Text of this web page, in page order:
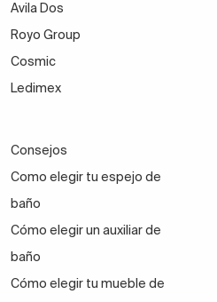
Avila Dos
Royo Group
Cosmic
Ledimex
Consejos
Como elegir tu espejo de
baño
Cómo elegir un auxiliar de
baño
Cómo elegir tu mueble de